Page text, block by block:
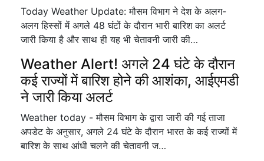
Today Weather Update: मौसम विभाग ने देश के अलग-
अलग हिस्सों में अगले 48 घंटों के दौरान भारी बारिश का अलर्ट
जारी किया है और साथ ही यह भी चेतावनी जारी की…
Weather Alert! अगले 24 घंटे के दौरान
कई राज्यों में बारिश होने की आशंका, आईएमडी
ने जारी किया अलर्ट
Weather today - मौसम विभाग के द्वारा जारी की गई ताजा
अपडेट के अनुसार, अगले 24 घंटे के दौरान भारत के कई राज्यों में
बारिश के साथ आंधी चलने की चेतावनी ज…